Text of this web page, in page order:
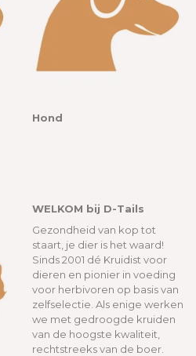
Hond
WELKOM bij D-Tails
Gezondheid van kop tot
staart, je dier is het waard!
Sinds 2001 dé Kruidist voor
dieren en pionier in voeding
voor herbivoren op basis van
zelfselectie. Als enige werken
we met gedroogde kruiden
van de hoogste kwaliteit,
rechtstreeks van de boer.